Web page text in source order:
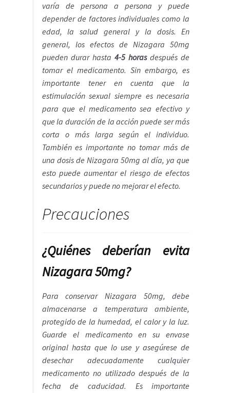
varía de persona a persona y puede
depender de factores individuales como la
edad, la salud general y la dosis. En
general, los efectos de Nizagara 50mg
pueden durar hasta 4-5 horasdespués de
tomar el medicamento. Sin embargo, es
importante tener en cuenta que la
estimulación sexual siempre es necesaria
para que el medicamento sea efectivo y
que la duración de la acción puede ser más
corta o más larga según el individuo.
También es importante no tomar más de
una dosis de Nizagara 50mg al día, ya que
esto puede aumentar el riesgo de efectos
secundarios y puede no mejorar el efecto.
Precauciones
¿Quiénes deberían evita
Nizagara 50mg?
Para conservar Nizagara 50mg, debe
almacenarse a temperatura ambiente,
protegido de la humedad, el calor y la luz.
Guarde el medicamento en su envase
original hasta que lo use y asegúrese de
desechar adecuadamente cualquier
medicamento no utilizado después de la
fecha de caducidad. Es importante